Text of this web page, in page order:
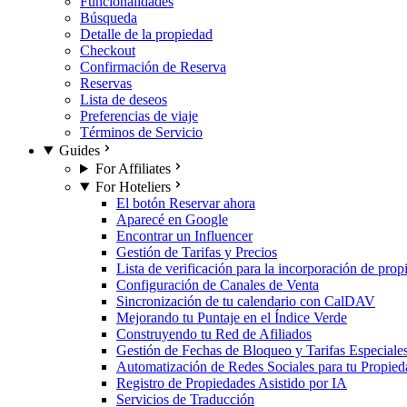
Búsqueda
Detalle de la propiedad
Checkout
Confirmación de Reserva
Reservas
Lista de deseos
Preferencias de viaje
Términos de Servicio
Guides
For Affiliates
For Hoteliers
El botón Reservar ahora
Aparecé en Google
Encontrar un Influencer
Gestión de Tarifas y Precios
Lista de verificación para la incorporación de
Configuración de Canales de Venta
Sincronización de tu calendario con CalDAV
Mejorando tu Puntaje en el Índice Verde
Construyendo tu Red de Afiliados
Gestión de Fechas de Bloqueo y Tarifas
Automatización de Redes Sociales para tu
Registro de Propiedades Asistido por IA
Servicios de Traducción